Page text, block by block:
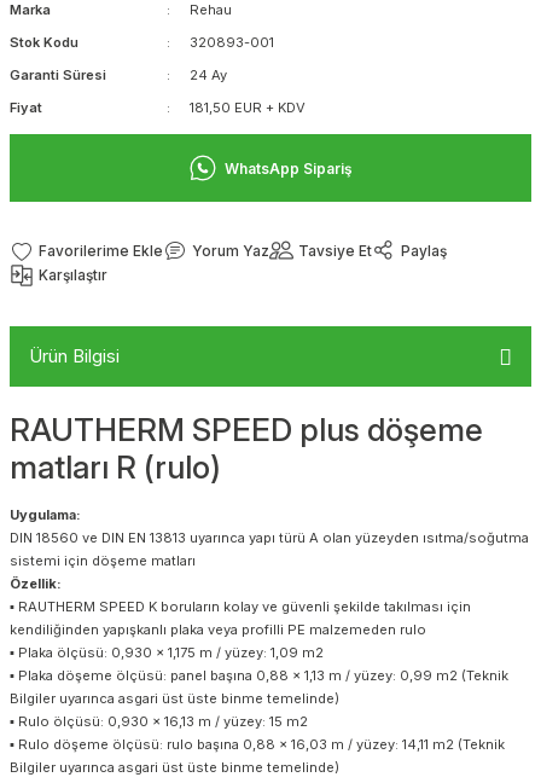
Marka
Rehau
Stok Kodu
320893-001
Garanti Süresi
24 Ay
Fiyat
181,50 EUR + KDV
WhatsApp Sipariş
Yorum Yaz Tavsiye Et
Paylaş
Karşılaştır
Ürün Bilgisi
RAUTHERM SPEED plus döşeme
matları R (rulo)
Uygulama:
DIN 18560 ve DIN EN 13813 uyarınca yapı türü A olan yüzeyden ısıtma/soğutma
sistemi için döşeme matları
Özellik:
▪ RAUTHERM SPEED K boruların kolay ve güvenli şekilde takılması için
kendiliğinden yapışkanlı plaka veya profilli PE malzemeden rulo
▪ Plaka ölçüsü: 0,930 x 1,175 m / yüzey: 1,09 m2
▪ Plaka döşeme ölçüsü: panel başına 0,88 x 1,13 m / yüzey: 0,99 m2 (Teknik
Bilgiler uyarınca asgari üst üste binme temelinde)
▪ Rulo ölçüsü: 0,930 x 16,13 m / yüzey: 15 m2
▪ Rulo döşeme ölçüsü: rulo başına 0,88 x 16,03 m / yüzey: 14,11 m2 (Teknik
Bilgiler uyarınca asgari üst üste binme temelinde)